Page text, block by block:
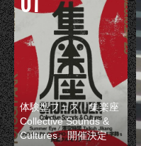
体験型フェス『集楽座
Collective Sounds &
Cultures』開催決定